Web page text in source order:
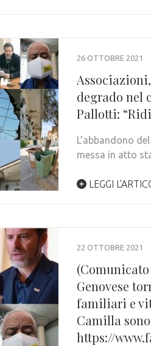
26 OTTOBRE 2021
degrado nel
Pallotti:
L’abbandono
messa in atto
LEGGI
22 OTTOBRE 2021
Genovese
familiari e
Camilla
https://